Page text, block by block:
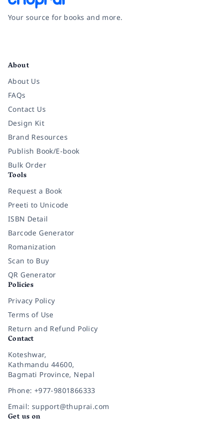
Your source for books and more.
About
About Us
FAQs
Contact Us
Design Kit
Brand Resources
Publish Book/E-book
Bulk Order
Tools
Request a Book
Preeti to Unicode
ISBN Detail
Barcode Generator
Romanization
Scan to Buy
QR Generator
Policies
Privacy Policy
Terms of Use
Return and Refund Policy
Contact
Koteshwar,
Kathmandu 44600,
Bagmati Province, Nepal
Phone: +977-9801866333
Email: support@thuprai.com
Get us on